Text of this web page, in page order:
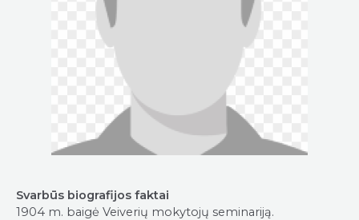
Svarbūs biografijos faktai
1904 m. baigė Veiverių mokytojų seminariją.